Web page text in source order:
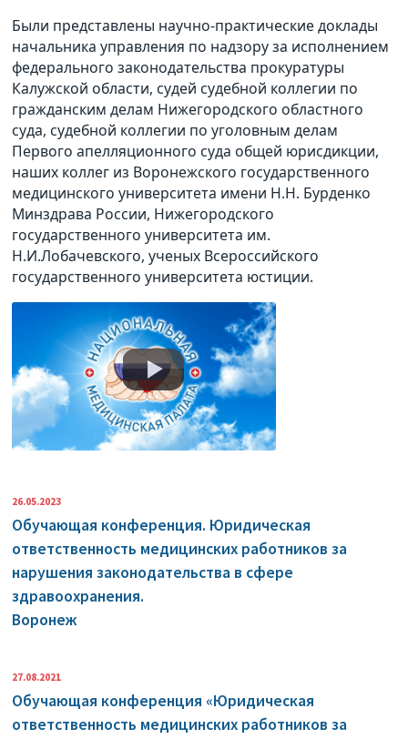
Были представлены научно-практические доклады
начальника управления по надзору за исполнением
федерального законодательства прокуратуры
Калужской области, судей судебной коллегии по
гражданским делам Нижегородского областного
суда, судебной коллегии по уголовным делам
Первого апелляционного суда общей юрисдикции,
наших коллег из Воронежского государственного
медицинского университета имени Н.Н. Бурденко
Минздрава России, Нижегородского
государственного университета им.
Н.И.Лобачевского, ученых Всероссийского
государственного университета юстиции.
26.05.2023
Обучающая конференция. Юридическая
ответственность медицинских работников за
нарушения законодательства в сфере
здравоохранения.
Воронеж
27.08.2021
Обучающая конференция «Юридическая
ответственность медицинских работников за